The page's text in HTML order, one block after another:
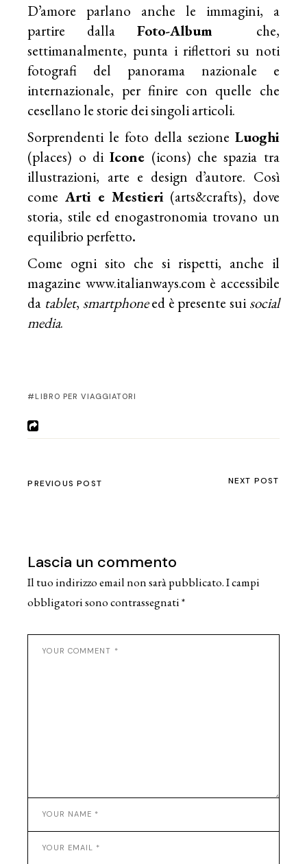
D’amore parlano anche le immagini, a
partire dalla Foto-Album che,
settimanalmente, punta i riflettori su noti
fotografi del panorama nazionale e
internazionale, per finire con quelle che
cesellano le storie dei singoli articoli.
Sorprendenti le foto della sezione Luoghi
(places) o di Icone (icons) che spazia tra
illustrazioni, arte e design d’autore. Così
come Arti e Mestieri (arts&crafts), dove
storia, stile ed enogastronomia trovano un
equilibrio perfetto.
Come ogni sito che si rispetti, anche il
magazine www.italianways.com è accessibile
da tablet, smartphoneed è presente suisocial
media.
LIBRO PER VIAGGIATORI
PREVIOUS POST NEXT POST
Lascia un commento
Il tuo indirizzo email non sarà pubblicato.I campi
obbligatori sono contrassegnati*